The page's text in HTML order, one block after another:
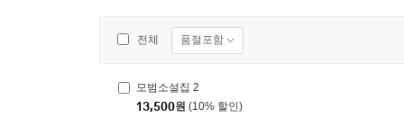
전체 품절포함
모범소설집 2
13,500원 (10% 할인)